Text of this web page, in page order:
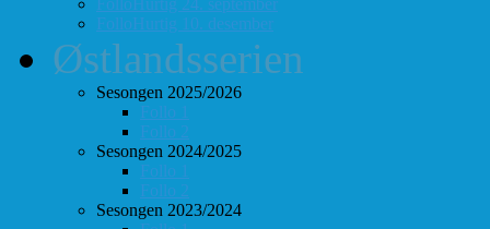
FolloHurtig 10. desember
Østlandsserien
Sesongen 2025/2026
Follo 1
Follo 2
Sesongen 2024/2025
Follo 1
Follo 2
Sesongen 2023/2024